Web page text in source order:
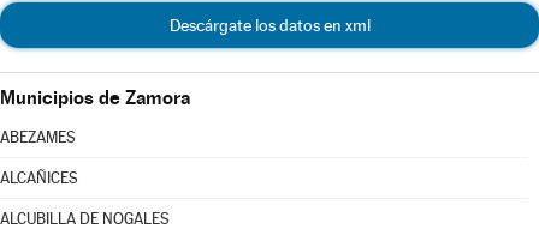
Descárgate los datos en xml
Municipios de Zamora
ABEZAMES
ALCAÑICES
ALCUBILLA DE NOGALES